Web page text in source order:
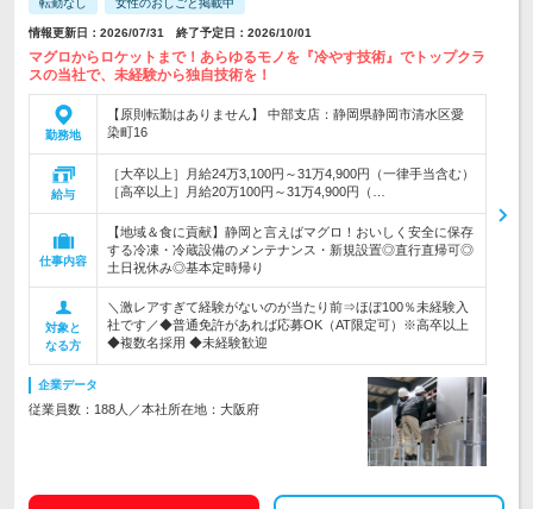
転勤なし 女性のおしごと掲載中
情報更新日：2026/07/31 終了予定日：2026/10/01
マグロからロケットまで！あらゆるモノを『冷やす技術』でトップクラ
スの当社で、未経験から独自技術を！
勤務地
【原則転勤はありません】 中部支店：静岡県静岡市清水区愛
染町16
給与
［大卒以上］月給24万3,100円～31万4,900円（一律手当含む）
［高卒以上］月給20万100円～31万4,900円（…
仕事内容
【地域＆食に貢献】静岡と言えばマグロ！おいしく安全に保存
する冷凍・冷蔵設備のメンテナンス・新規設置◎直行直帰可◎
土日祝休み◎基本定時帰り
対象と
なる方
＼激レアすぎて経験がないのが当たり前⇒ほぼ100％未経験入
社です／◆普通免許があれば応募OK（AT限定可）※高卒以上
◆複数名採用 ◆未経験歓迎
企業データ
従業員数：188人／本社所在地：大阪府